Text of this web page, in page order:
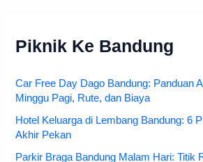
Piknik Ke Bandung
Car Free Day Dago Bandung: Panduan
Minggu Pagi, Rute, dan Biaya
Hotel Keluarga di Lembang Bandung: 6
Akhir Pekan
Parkir Braga Bandung Malam Hari: Titik